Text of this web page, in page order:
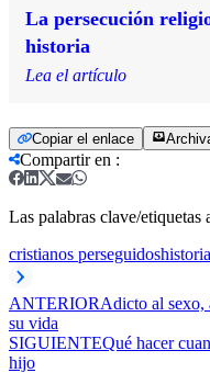
La persecución
historia
Lea el artículo
Copiar el enlace
Compartir en :
Las palabras clave/etiquetas
cristianos perseguidoshistoria
ANTERIORAdicto al sexo,
su vida
SIGUIENTEQué hacer
hijo